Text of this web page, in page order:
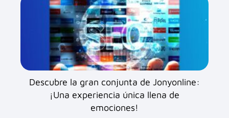
Descubre la gran conjunta de Jonyonline:
¡Una experiencia única llena de
emociones!